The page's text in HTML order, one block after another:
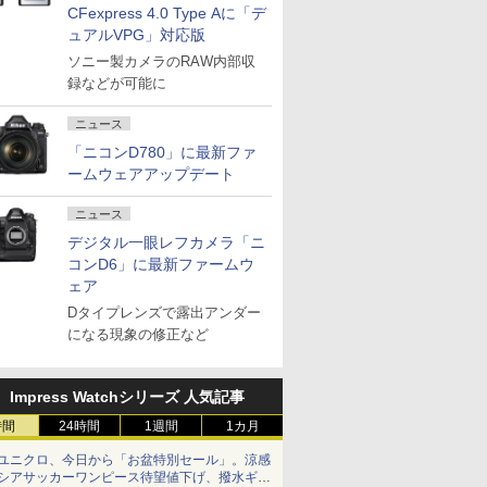
CFexpress 4.0 Type Aに「デ
ュアルVPG」対応版
ソニー製カメラのRAW内部収
録などが可能に
ニュース
「ニコンD780」に最新ファ
ームウェアアップデート
ニュース
デジタル一眼レフカメラ「ニ
コンD6」に最新ファームウ
ェア
Dタイプレンズで露出アンダー
になる現象の修正など
Impress Watchシリーズ 人気記事
24時間 1週間 1カ月
ニクロ、今日から「お盆特別セール」。涼感
アサッカーワンピース待望値下げ、撥水ギア